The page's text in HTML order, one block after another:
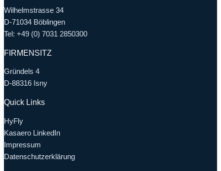
Wilhelmstrasse 34
D-71034 Böblingen
Tel: +49 (0) 7031 2850300
FIRMENSITZ
Gründels 4
D-88316 Isny
Quick Links
HyFly
Kasaero LinkedIn
Impressum
Datenschutzerklärung